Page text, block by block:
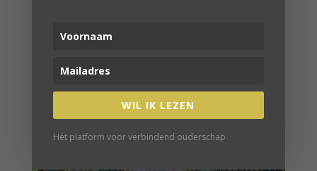
WIL IK LEZEN
Hét platform voor verbindend ouderschap